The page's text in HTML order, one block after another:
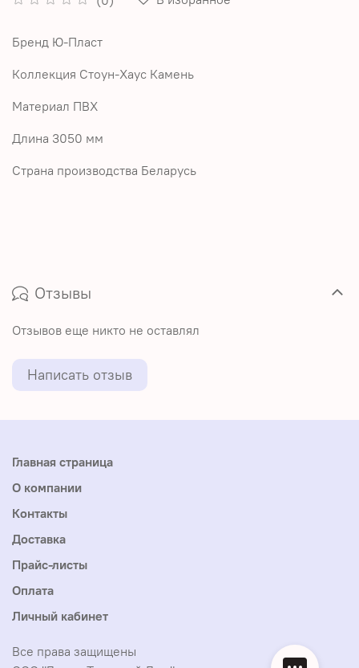
Бренд Ю-Пласт
Коллекция Стоун-Хаус Камень
Материал ПВХ
Длина 3050 мм
Страна производства Беларусь
Отзывы
Отзывов еще никто не оставлял
Написать отзыв
Главная страница
О компании
Контакты
Доставка
Прайс-листы
Оплата
Личный кабинет
Все права защищены